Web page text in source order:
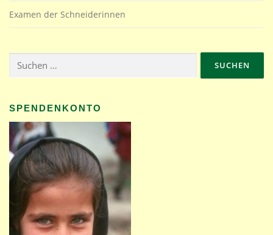
Examen der Schneiderinnen
nach:
SPENDENKONTO